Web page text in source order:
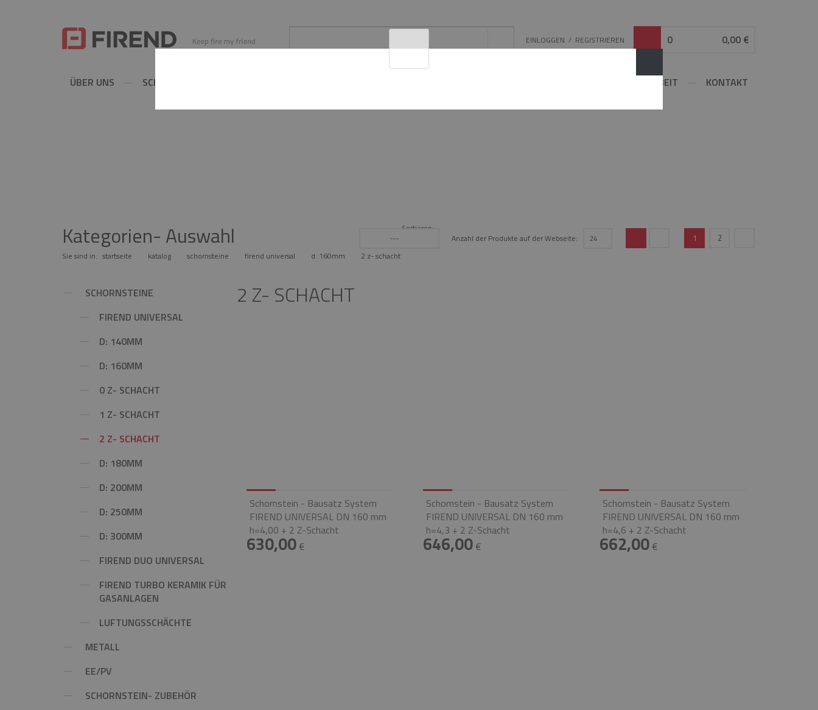
EINLOGGEN / REGISTRIEREN 0 0,00 €
ÜBER UNS SCHORNSTEINE ZUSAMMENARBEIT KONTAKT
Kategorien- Auswahl Sortieren:
--- Anzahl der Produkte auf der Webseite: 24 1 2
Sie sind in: startseite katalog schornsteine firend universal d: 160mm 2 z- schacht
SCHORNSTEINE
FIREND UNIVERSAL
D: 140MM
D: 160MM
0 Z- SCHACHT
1 Z- SCHACHT
2 Z- SCHACHT
D: 180MM
D: 200MM
D: 250MM
D: 300MM
FIREND DUO UNIVERSAL
FIREND TURBO KERAMIK FÜR
GASANLAGEN
LUFTUNGSSCHÄCHTE
METALL
EE/PV
SCHORNSTEIN- ZUBEHÖR
2 Z- SCHACHT
Schornstein - Bausatz System
FIREND UNIVERSAL DN 160 mm
h=4,00 + 2 Z-Schacht
630,00€
Schornstein - Bausatz System
FIREND UNIVERSAL DN 160 mm
h=4,3 + 2 Z-Schacht
646,00€
Schornstein - Bausatz System
FIREND UNIVERSAL DN 160 mm
h=4,6 + 2 Z-Schacht
662,00€